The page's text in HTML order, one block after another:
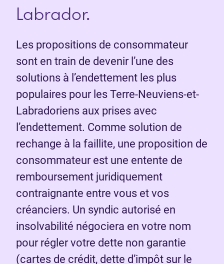
Labrador.
Les propositions de consommateur
sont en train de devenir l’une des
solutions à l’endettement les plus
populaires pour les Terre-Neuviens-et-
Labradoriens aux prises avec
l’endettement. Comme solution de
rechange à la faillite, une proposition de
consommateur est une entente de
remboursement juridiquement
contraignante entre vous et vos
créanciers. Un syndic autorisé en
insolvabilité négociera en votre nom
pour régler votre dette non garantie
(cartes de crédit, dette d’impôt sur le